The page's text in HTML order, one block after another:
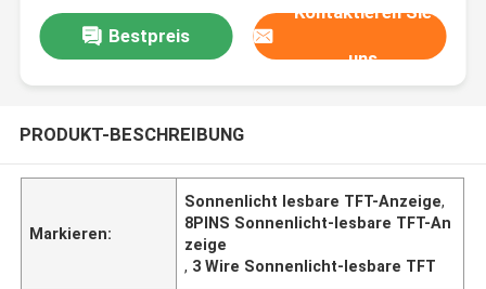
Bestpreis
Kontaktieren Sie
uns
PRODUKT-BESCHREIBUNG
Markieren:
Sonnenlicht lesbare TFT-Anzeige,
8PINS Sonnenlicht-lesbare TFT-An
zeige
, 3 Wire Sonnenlicht-lesbare TFT